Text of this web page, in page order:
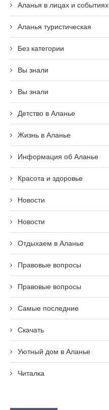
Аланья в лицах и событиях
Аланья туристическая
Без категории
Вы знали
Вы знали
Детство в Аланье
Жизнь в Аланье
Информация об Аланье
Красота и здоровье
Новости
Новости
Отдыхаем в Аланье
Правовые вопросы
Правовые вопросы
Самые последние
Скачать
Уютный дом в Аланье
Читалка